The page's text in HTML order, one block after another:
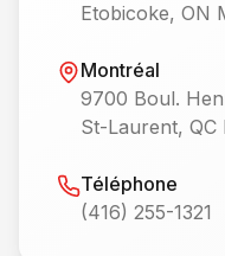
Etobicoke, ON
Montréal
9700 Boul.
St-Laurent, QC
Téléphone
(416) 255-1321